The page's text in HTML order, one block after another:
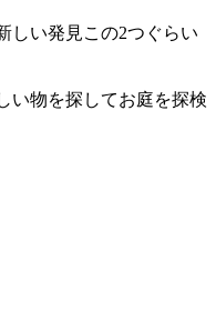
しい発見この2つぐらい
い物を探してお庭を探検